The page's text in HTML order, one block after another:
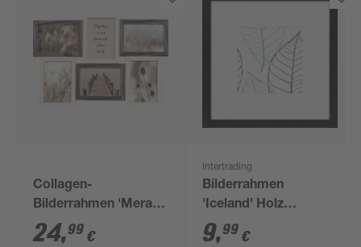
Collagen-
Bilderrahmen 'Meran
Collage' multicolor
46,5 x 32 cm
24,99 €
Intertrading
Bilderrahmen
'Iceland' Holz
schwarz 23 X 23 cm,
Passepartout
9,99 €